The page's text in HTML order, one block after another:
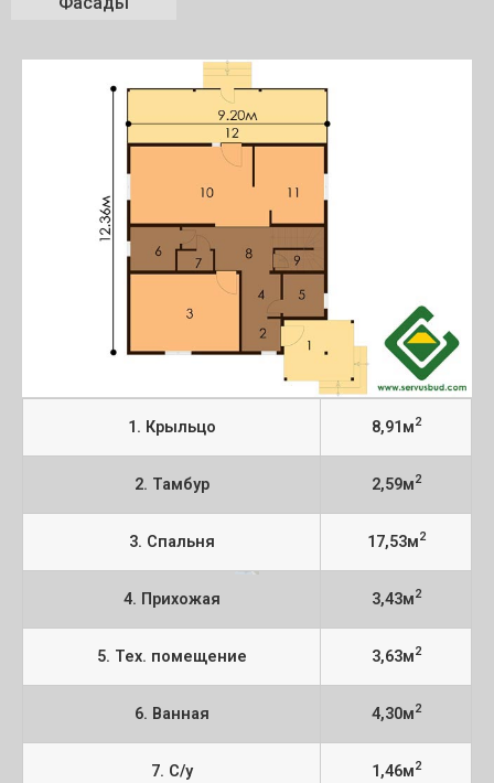
1. Крыльцо 8,91м2
2. Тамбур 2,59м2
3. Спальня 17,53м2
4. Прихожая 3,43м2
5. Тех. помещение 3,63м2
6. Ванная 4,30м2
7. С/у 1,46м2